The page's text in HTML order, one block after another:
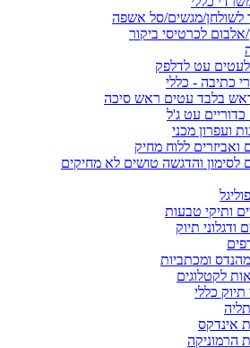
לשולחן/מגשים/סל אשפה
אלבום לכרטיסי ביקור
לעטים עט לדלפק
כתיבה - כללי
בלבד עטים ראש סיכה
עט ג'ל
ועפרון מכני
ואביזרים ללוח מחיק
לסימון והדגשה טושים לא מחיקים
ותיקי טבעות
ודגלוני תיוק
ומכתביות
לקטלוגים
תיוק כללי
אינדקס
הרמוניקה